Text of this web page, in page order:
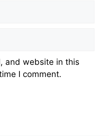
and website in this
I comment.